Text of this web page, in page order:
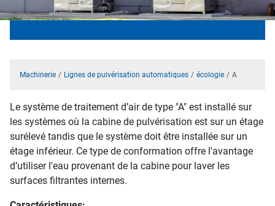
Machinerie Lignes de pulvérisation automatiques écologie A
Le système de traitement d’air de type "A" est installé sur
les systèmes où la cabine de pulvérisation est sur un étage
surélevé tandis que le système doit être installée sur un
étage inférieur. Ce type de conformation offre l'avantage
d’utiliser l'eau provenant de la cabine pour laver les
surfaces filtrantes internes.